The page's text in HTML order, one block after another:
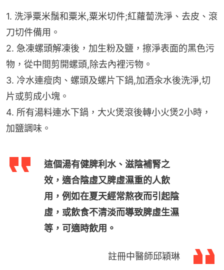
1. 洗淨粟米鬚和粟米,粟米切件;紅蘿蔔洗淨、去皮、滾
刀切件備用。
2. 急凍螺頭解凍後，加生粉及鹽，擦淨表面的黑色污
物，從中間剪開螺頭,除去內裡污物。
3. 冷水連瘦肉、螺頭及螺片下鍋,加酒汆水後洗淨,切
片或剪成小塊。
4. 所有湯料連水下鍋，大火煲滾後轉小火煲2小時，
加鹽調味。
這個湯有健脾利水、滋陰補腎之
效，適合陰虛又脾虛濕重的人飲
用，例如在夏天經常熬夜而引起陰
虛，或飲食不清淡而導致脾虛生濕
等，可適時飲用。
註冊中醫師邱穎琳